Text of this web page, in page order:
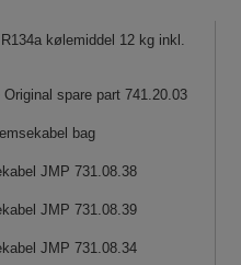
kølemiddel 12 kg inkl.
spare part 741.20.03
bag
JMP 731.08.38
JMP 731.08.39
JMP 731.08.34